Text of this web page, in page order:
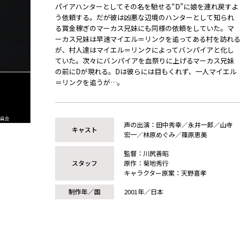
パイアハンターとしてその名を馳せる“D”に娘を連れ戻すよ
う依頼する。だが彼は凶悪な辺境のハンターとして知られ
る賞金稼ぎのマーカス兄妹にも同様の依頼をしていた。マ
ーカス兄妹は早速マイエル＝リンクを追ってある村を訪れる
が、村人達はマイエル＝リンクによってバンパイアと化し
ていた。次々にバンパイアを血祭りに上げるマーカス兄妹
の前にDが現れる。Dは彼らには目もくれず、一人マイエル
＝リンクを追うが…。
キャスト
声の出演：田中秀幸／永井一郎／山寺
宏一／林原めぐみ／篠原恵美
スタッフ
監督：川尻善昭
原作：菊地秀行
キャラクター原案：天野喜孝
制作年／国
2001年／日本